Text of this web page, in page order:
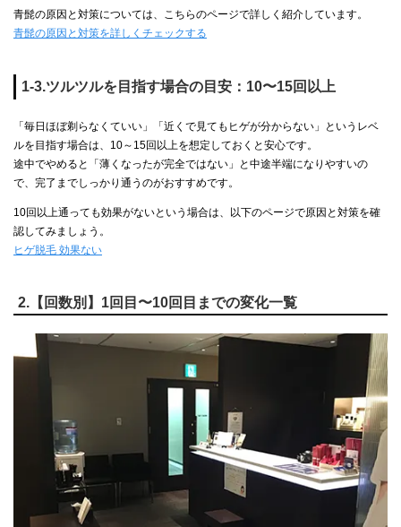
青髭の原因と対策については、こちらのページで詳しく紹介しています。
青髭の原因と対策を詳しくチェックする
1-3.ツルツルを目指す場合の目安：10〜15回以上
「毎日ほぼ剃らなくていい」「近くで見てもヒゲが分からない」というレベ
ルを目指す場合は、10～15回以上を想定しておくと安心です。
途中でやめると「薄くなったが完全ではない」と中途半端になりやすいの
で、完了までしっかり通うのがおすすめです。
10回以上通っても効果がないという場合は、以下のページで原因と対策を確
認してみましょう。
ヒゲ脱毛 効果ない
2.【回数別】1回目〜10回目までの変化一覧